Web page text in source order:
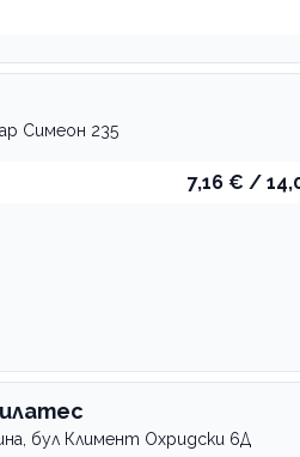
Симеон 235
7,16 € /
бул Климент Охридски 6Д